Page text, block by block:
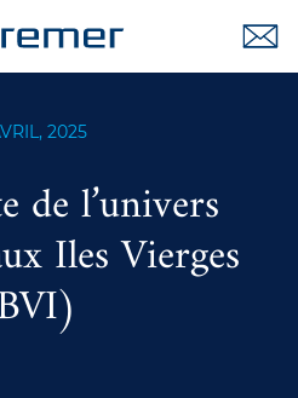
2025
de l’univers
Iles Vierges